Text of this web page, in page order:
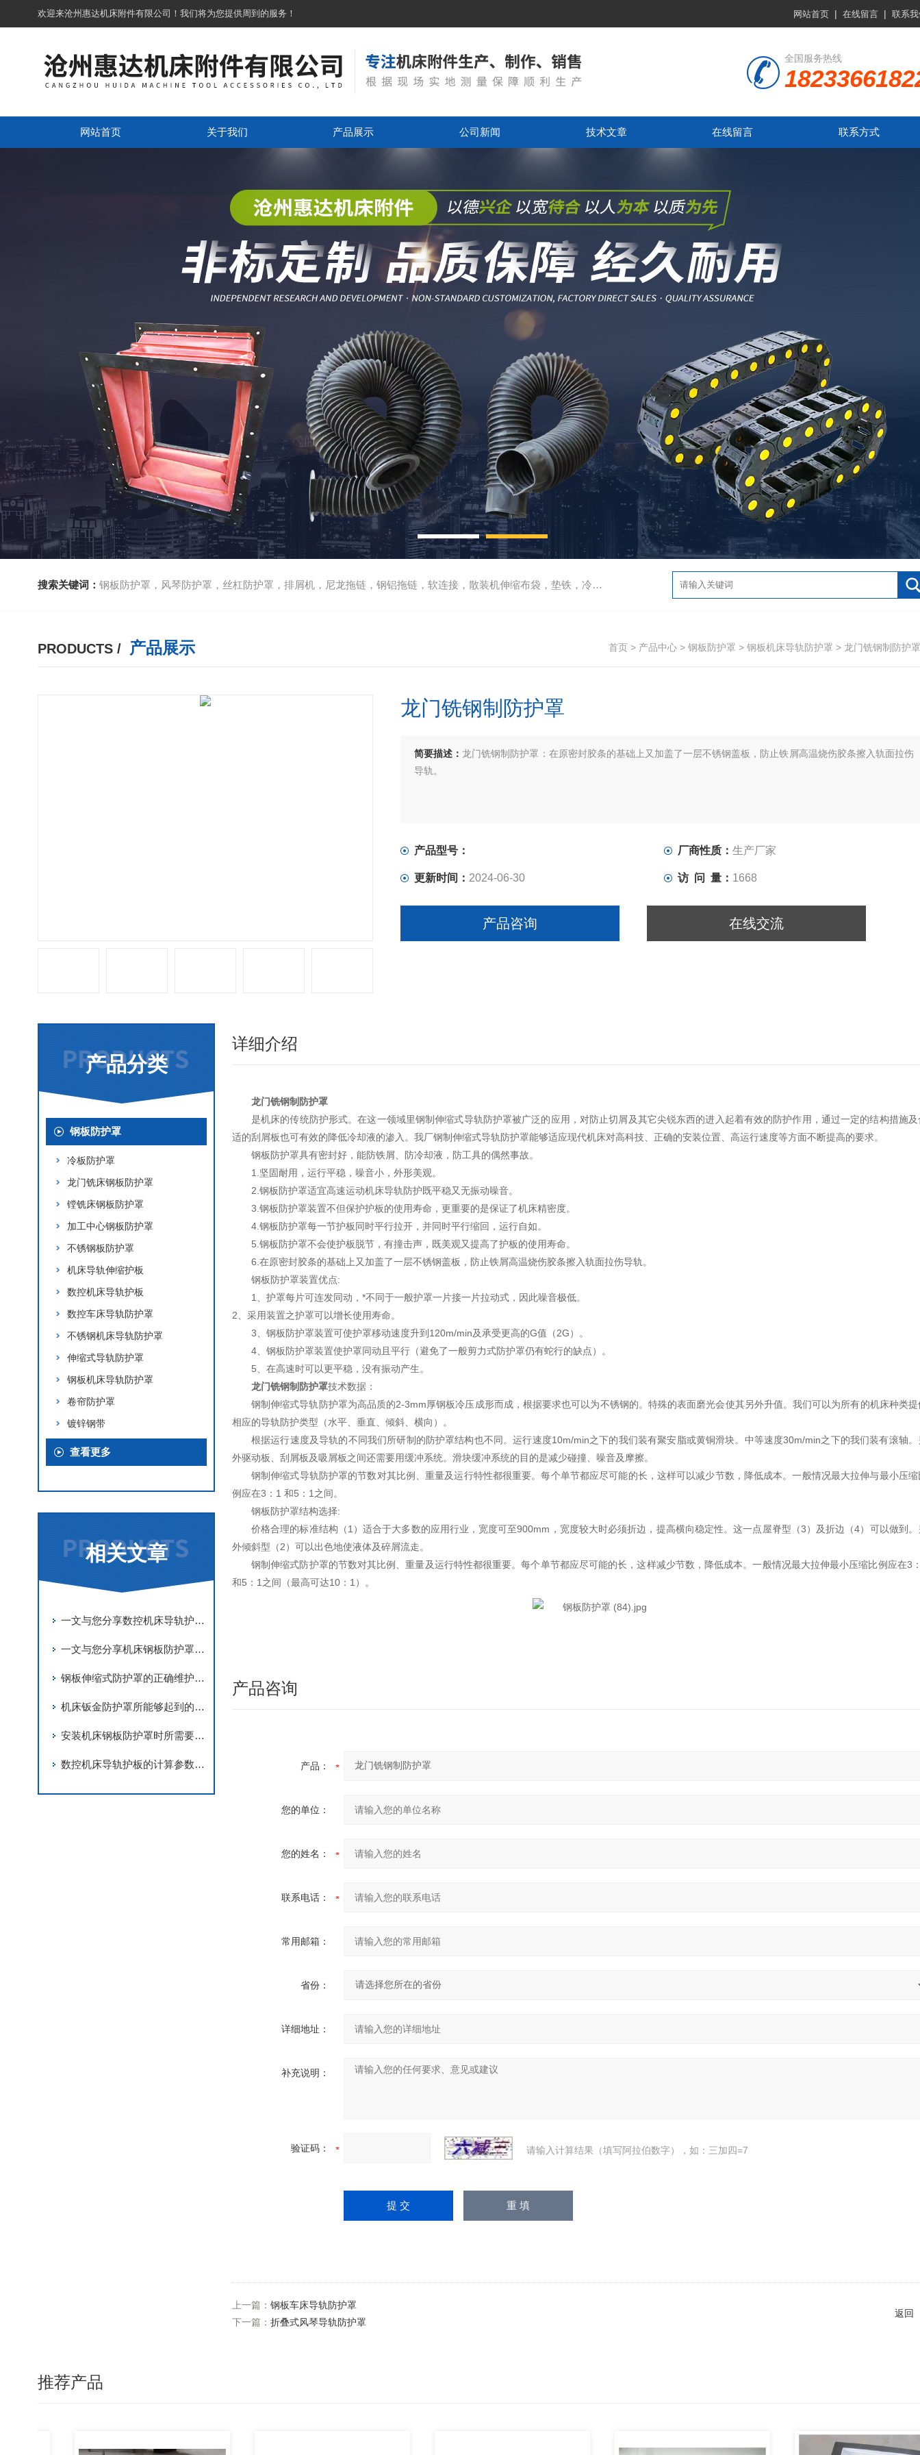
欢迎来沧州惠达机床附件有限公司！我们将为您提供周到的服务！ 网站首页 | 在线留言 | 联系
全国服务热线
网站首页 关于我们 产品展示 公司新闻 技术文章 在线留言 联系方式
搜索关键词： 钢板防护罩，风琴防护罩，丝杠防护罩，排屑机，尼龙拖链，钢铝拖链，软连接，散装机伸缩布袋，垫铁，冷却管，刮屑板
PRODUCTS / 产品展示 首页 > 产品中心 > 钢板防护罩 > 钢板机床导轨防护罩 > 龙门铣钢制防护罩
龙门铣钢制防护罩
简要描述：龙门铣钢制防护罩：在原密封胶条的基础上又加盖了一层不锈钢盖板，防止铁屑高温烧伤胶条擦入轨面拉伤
导轨。
产品型号： 厂商性质： 生产厂家
更新时间： 2024-06-30 访 问 量： 1668
产品咨询 在线交流
产品分类
钢板防护罩
冷板防护罩
龙门铣床钢板防护罩
镗铣床钢板防护罩
加工中心钢板防护罩
不锈钢板防护罩
机床导轨伸缩护板
数控机床导轨护板
数控车床导轨防护罩
不锈钢机床导轨防护罩
伸缩式导轨防护罩
钢板机床导轨防护罩
卷帘防护罩
镀锌钢带
查看更多
相关文章
一文与您分享数控机床导轨护板的常见问题相应解决方法
一文与您分享机床钢板防护罩的正确安装步骤
钢板伸缩式防护罩的正确维护保养方法介绍
机床钣金防护罩所能够起到的作用介绍
安装机床钢板防护罩时所需要注意的要点分享
数控机床导轨护板的计算参数要准确
详细介绍
龙门铣钢制防护罩
是机床的传统防护形式。在这一领域里钢制伸缩式导轨防护罩被广泛的应用，对防止切屑及其它尖锐东西的进入起着有效的防护作用，通过一定的结构措施及
适的刮屑板也可有效的降低冷却液的渗入。我厂钢制伸缩式导轨防护罩能够适应现代机床对高科技、正确的安装位置、高运行速度等方面不断提高的要求。
钢板防护罩具有密封好，能防铁屑、防冷却液，防工具的偶然事故。
1.坚固耐用，运行平稳，噪音小，外形美观。
2.钢板防护罩适宜高速运动机床导轨防护既平稳又无振动噪音。
3.钢板防护罩装置不但保护护板的使用寿命，更重要的是保证了机床精密度。
4.钢板防护罩每一节护板同时平行拉开，并同时平行缩回，运行自如。
5.钢板防护罩不会使护板脱节，有撞击声，既美观又提高了护板的使用寿命。
6.在原密封胶条的基础上又加盖了一层不锈钢盖板，防止铁屑高温烧伤胶条擦入轨面拉伤导轨。
钢板防护罩装置优点:
1、护罩每片可连发同动，*不同于一般护罩一片接一片拉动式，因此噪音极低。
2、采用装置之护罩可以增长使用寿命。
3、钢板防护罩装置可使护罩移动速度升到120m/min及承受更高的G值（2G）。
4、钢板防护罩装置使护罩同动且平行（避免了一般剪力式防护罩仍有蛇行的缺点）。
5、在高速时可以更平稳，没有振动产生。
龙门铣钢制防护罩技术数据：
钢制伸缩式导轨防护罩为高品质的2-3mm厚钢板冷压成形而成，根据要求也可以为不锈钢的。特殊的表面磨光会使其另外升值。我们可以为所有的机床种类提
相应的导轨防护类型（水平、垂直、倾斜、横向）。
根据运行速度及导轨的不同我们所研制的防护罩结构也不同。运行速度10m/min之下的我们装有聚安脂或黄铜滑块。中等速度30m/min之下的我们装有滚轴。
外驱动板、刮屑板及吸屑板之间还需要用缓冲系统。滑块缓冲系统的目的是减少碰撞、噪音及摩擦。
钢制伸缩式导轨防护罩的节数对其比例、重量及运行特性都很重要。每个单节都应尽可能的长，这样可以减少节数，降低成本。一般情况最大拉伸与最小压缩
例应在3：1 和5：1之间。
钢板防护罩结构选择:
价格合理的标准结构（1）适合于大多数的应用行业，宽度可至900mm，宽度较大时必须折边，提高横向稳定性。这一点屋脊型（3）及折边（4）可以做到。
外倾斜型（2）可以出色地使液体及碎屑流走。
钢制伸缩式防护罩的节数对其比例、重量及运行特性都很重要。每个单节都应尽可能的长，这样减少节数，降低成本。一般情况最大拉伸最小压缩比例应在3
和5：1之间（最高可达10：1）。
产品咨询
产品：
您的单位：
您的姓名：
联系电话：
常用邮箱：
省份：
详细地址：
补充说明：
验证码： 请输入计算结果（填写阿拉伯数字），如：三加四=7
上一篇： 钢板车床导轨防护罩
下一篇： 折叠式风琴导轨防护罩
返回
推荐产品